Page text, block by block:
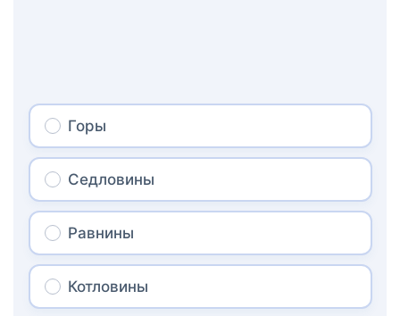
Горы
Седловины
Равнины
Котловины